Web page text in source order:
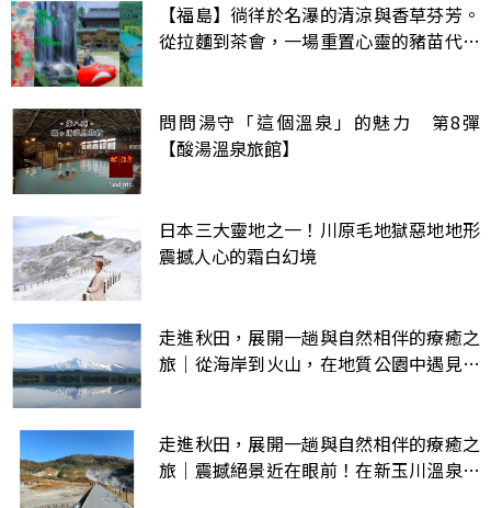
【福島】徜徉於名瀑的清涼與香草芬芳。
從拉麵到茶會，一場重置心靈的豬苗代～
問問湯守「這個溫泉」的魅力 第8彈
【酸湯溫泉旅館】
日本三大靈地之一！川原毛地獄惡地地形
震撼人心的霜白幻境
走進秋田，展開一趟與自然相伴的療癒之
旅｜從海岸到火山，在地質公園中遇見大
走進秋田，展開一趟與自然相伴的療癒之
旅｜震撼絕景近在眼前！在新玉川溫泉中